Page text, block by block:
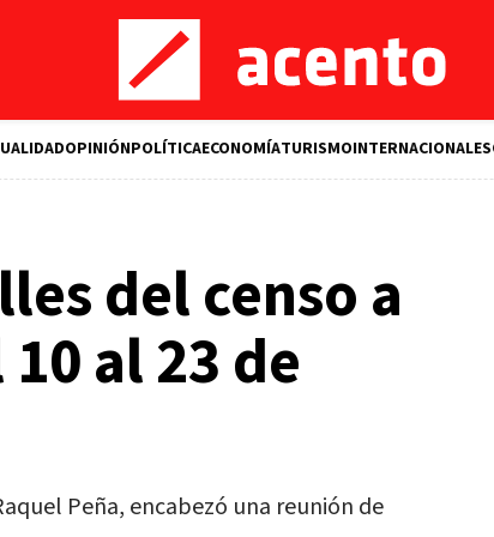
OPINIÓNPOLÍTICAECONOMÍATURISMOINTERNACIONALES
del censo a
al 23 de
Peña, encabezó una reunión de